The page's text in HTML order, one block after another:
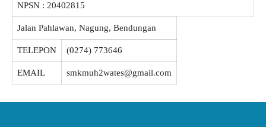
NPSN : 20402815
Jalan Pahlawan, Nagung, Bendungan
TELEPON (0274) 773646
EMAIL smkmuh2wates@gmail.com